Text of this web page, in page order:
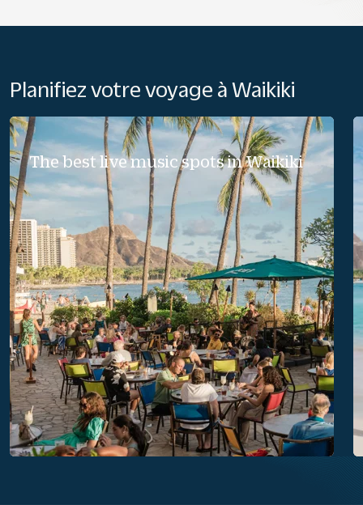
Planifiez votre voyage à Waikiki
The best live music spots in Waikiki